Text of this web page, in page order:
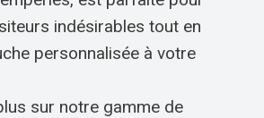
indésirables tout en
personnalisée à votre
sur notre gamme de